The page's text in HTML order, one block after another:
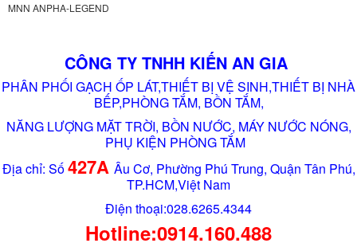
MNN ANPHA-LEGEND
CÔNG TY TNHH KIẾN AN GIA
PHÂN PHỐI GẠCH ỐP LÁT,THIẾT BỊ VỆ SINH,THIẾT BỊ NHÀ
BẾP,PHÒNG TẮM, BỒN TẮM,
NĂNG LƯỢNG MẶT TRỜI, BỒN NƯỚC, MÁY NƯỚC NÓNG,
PHỤ KIỆN PHÒNG TẮM
Địa chỉ: Số427A Âu Cơ, Phường Phú Trung, Quận Tân Phú,
TP.HCM,Việt Nam
Điện thoại:028.6265.4344
Hotline:0914.160.488